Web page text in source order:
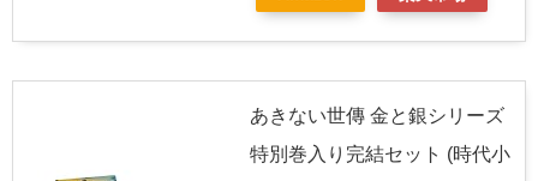
あきない世傳 金と銀シリーズ
特別巻入り完結セット (時代小